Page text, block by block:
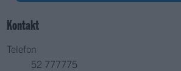
Kontakt
Telefon
52 777775